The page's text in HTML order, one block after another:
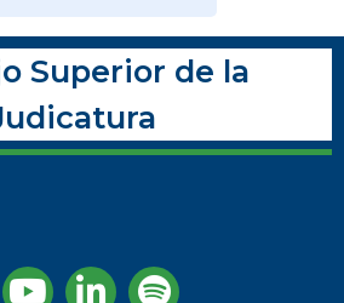
Superior de la